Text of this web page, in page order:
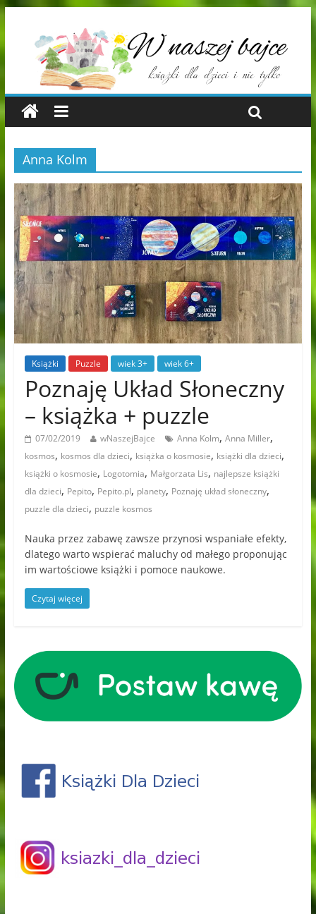
Anna Kolm
Książki Puzzle wiek 3+ wiek 6+
Poznaję Układ Słoneczny
– książka + puzzle
07/02/2019 wNaszejBajce Anna Kolm, Anna Miller,
kosmos, kosmos dla dzieci, książka o kosmosie, książki dla dzieci,
książki o kosmosie, Logotomia, Małgorzata Lis, najlepsze książki
dla dzieci, Pepito, Pepito.pl, planety, Poznaję układ słoneczny,
puzzle dla dzieci, puzzle kosmos
Nauka przez zabawę zawsze przynosi wspaniałe efekty,
dlatego warto wspierać maluchy od małego proponując
im wartościowe książki i pomoce naukowe.
Czytaj więcej